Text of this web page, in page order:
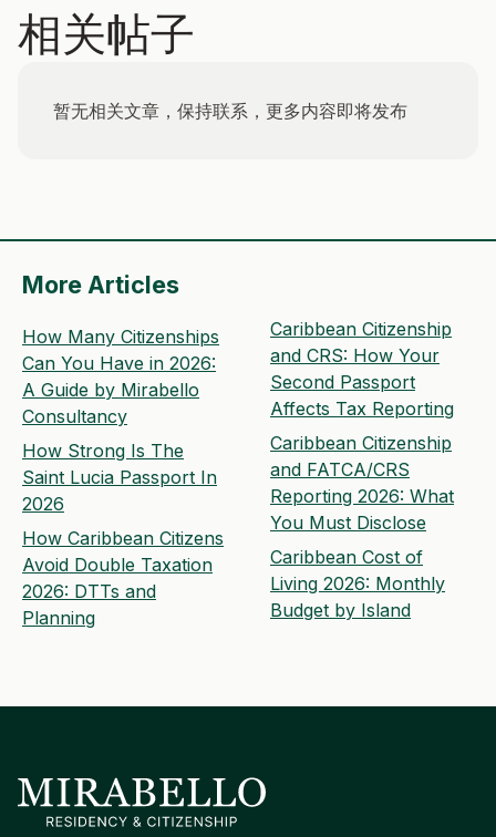
相关帖子
暂无相关文章，保持联系，更多内容即将发布
More Articles
How Many Citizenships
Can You Have in 2026:
A Guide by Mirabello
Consultancy
How Strong Is The
Saint Lucia Passport In
2026
How Caribbean Citizens
Avoid Double Taxation
2026: DTTs and
Planning
Caribbean Citizenship
and CRS: How Your
Second Passport
Affects Tax Reporting
Caribbean Citizenship
and FATCA/CRS
Reporting 2026: What
You Must Disclose
Caribbean Cost of
Living 2026: Monthly
Budget by Island